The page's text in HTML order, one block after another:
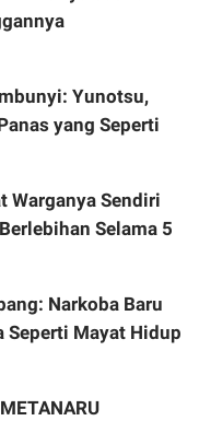
Yunotsu,
yang Seperti
Warganya Sendiri
Selama 5
Narkoba Baru
Seperti Mayat Hidup